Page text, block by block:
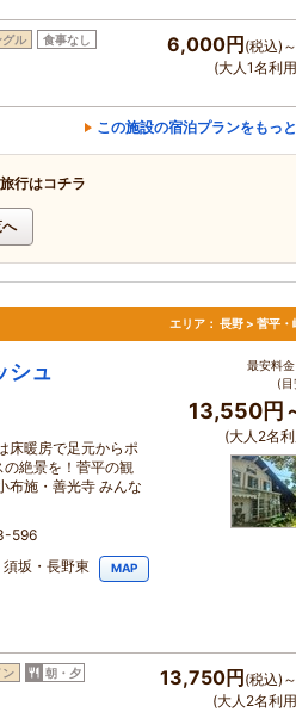
グル 食事なし 6,000円 (税込)
(大人1名利
この施設の宿泊プランをもっ
行はコチラ
エリア： 長野 > 菅平・
シュ
床暖房で足元からポ
絶景を！菅平の観
布施・善光寺 みんな
596
坂・長野東
MAP
最安料
(目
13,550円
(大人2名
ン 朝・夕 13,750円 (税込)
(大人2名利